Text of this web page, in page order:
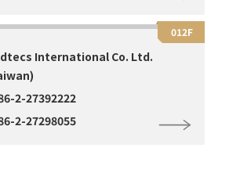
012F
International Co. Ltd.
2-27392222
2-27298055